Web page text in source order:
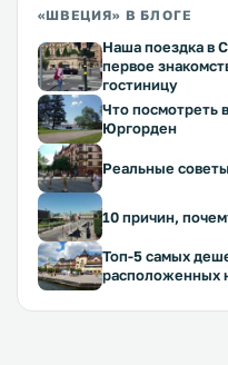
«ШВЕЦИЯ» В БЛОГЕ
Наша поездка в
первое
гостиницу
Что посмотреть
Юргорден
Реальные
10 причин,
Топ-5 самых
расположенных